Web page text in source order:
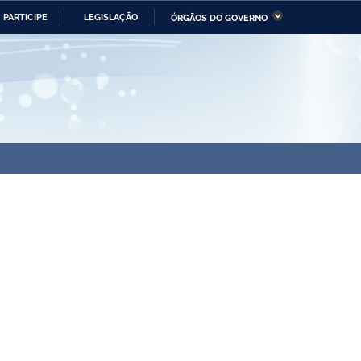
PARTICIPE LEGISLAÇÃO ÓRGÃOS DO GOVERNO
da Economia Ministério da Infraestrutura